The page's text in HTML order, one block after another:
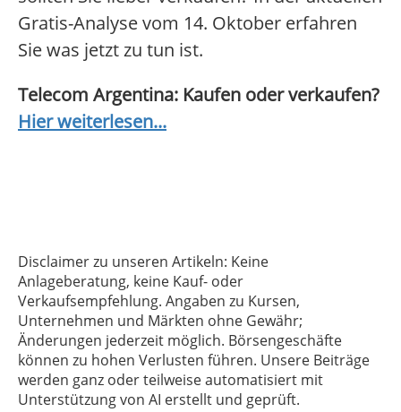
Gratis-Analyse vom 14. Oktober erfahren
Sie was jetzt zu tun ist.
Telecom Argentina: Kaufen oder verkaufen?
Hier weiterlesen...
Disclaimer zu unseren Artikeln: Keine
Anlageberatung, keine Kauf- oder
Verkaufsempfehlung. Angaben zu Kursen,
Unternehmen und Märkten ohne Gewähr;
Änderungen jederzeit möglich. Börsengeschäfte
können zu hohen Verlusten führen. Unsere Beiträge
werden ganz oder teilweise automatisiert mit
Unterstützung von AI erstellt und geprüft.